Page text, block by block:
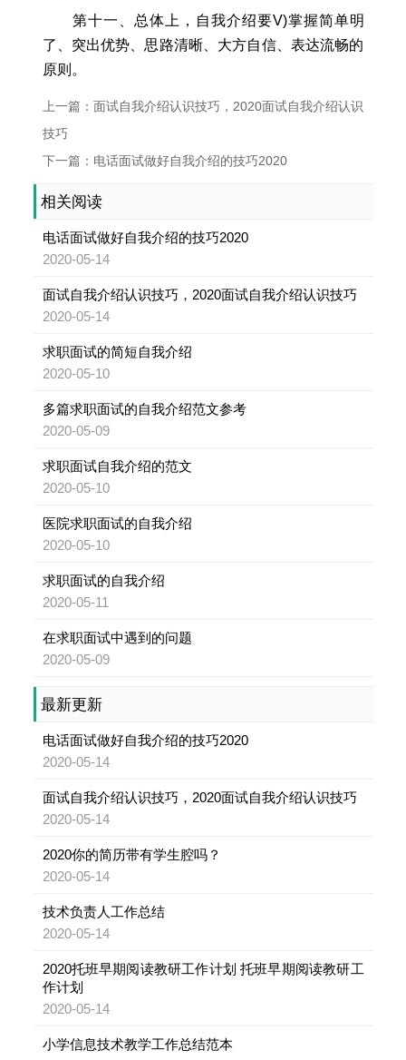
第十一、总体上，自我介绍要V)掌握简单明
了、突出优势、思路清晰、大方自信、表达流畅的
原则。
上一篇：面试自我介绍认识技巧，2020面试自我介绍认识
技巧
下一篇：电话面试做好自我介绍的技巧2020
相关阅读
电话面试做好自我介绍的技巧2020
2020-05-14
面试自我介绍认识技巧，2020面试自我介绍认识技巧
2020-05-14
求职面试的简短自我介绍
2020-05-10
多篇求职面试的自我介绍范文参考
2020-05-09
求职面试自我介绍的范文
2020-05-10
医院求职面试的自我介绍
2020-05-10
求职面试的自我介绍
2020-05-11
在求职面试中遇到的问题
2020-05-09
最新更新
电话面试做好自我介绍的技巧2020
2020-05-14
面试自我介绍认识技巧，2020面试自我介绍认识技巧
2020-05-14
2020你的简历带有学生腔吗？
2020-05-14
技术负责人工作总结
2020-05-14
2020托班早期阅读教研工作计划 托班早期阅读教研工
作计划
2020-05-14
小学信息技术教学工作总结范本